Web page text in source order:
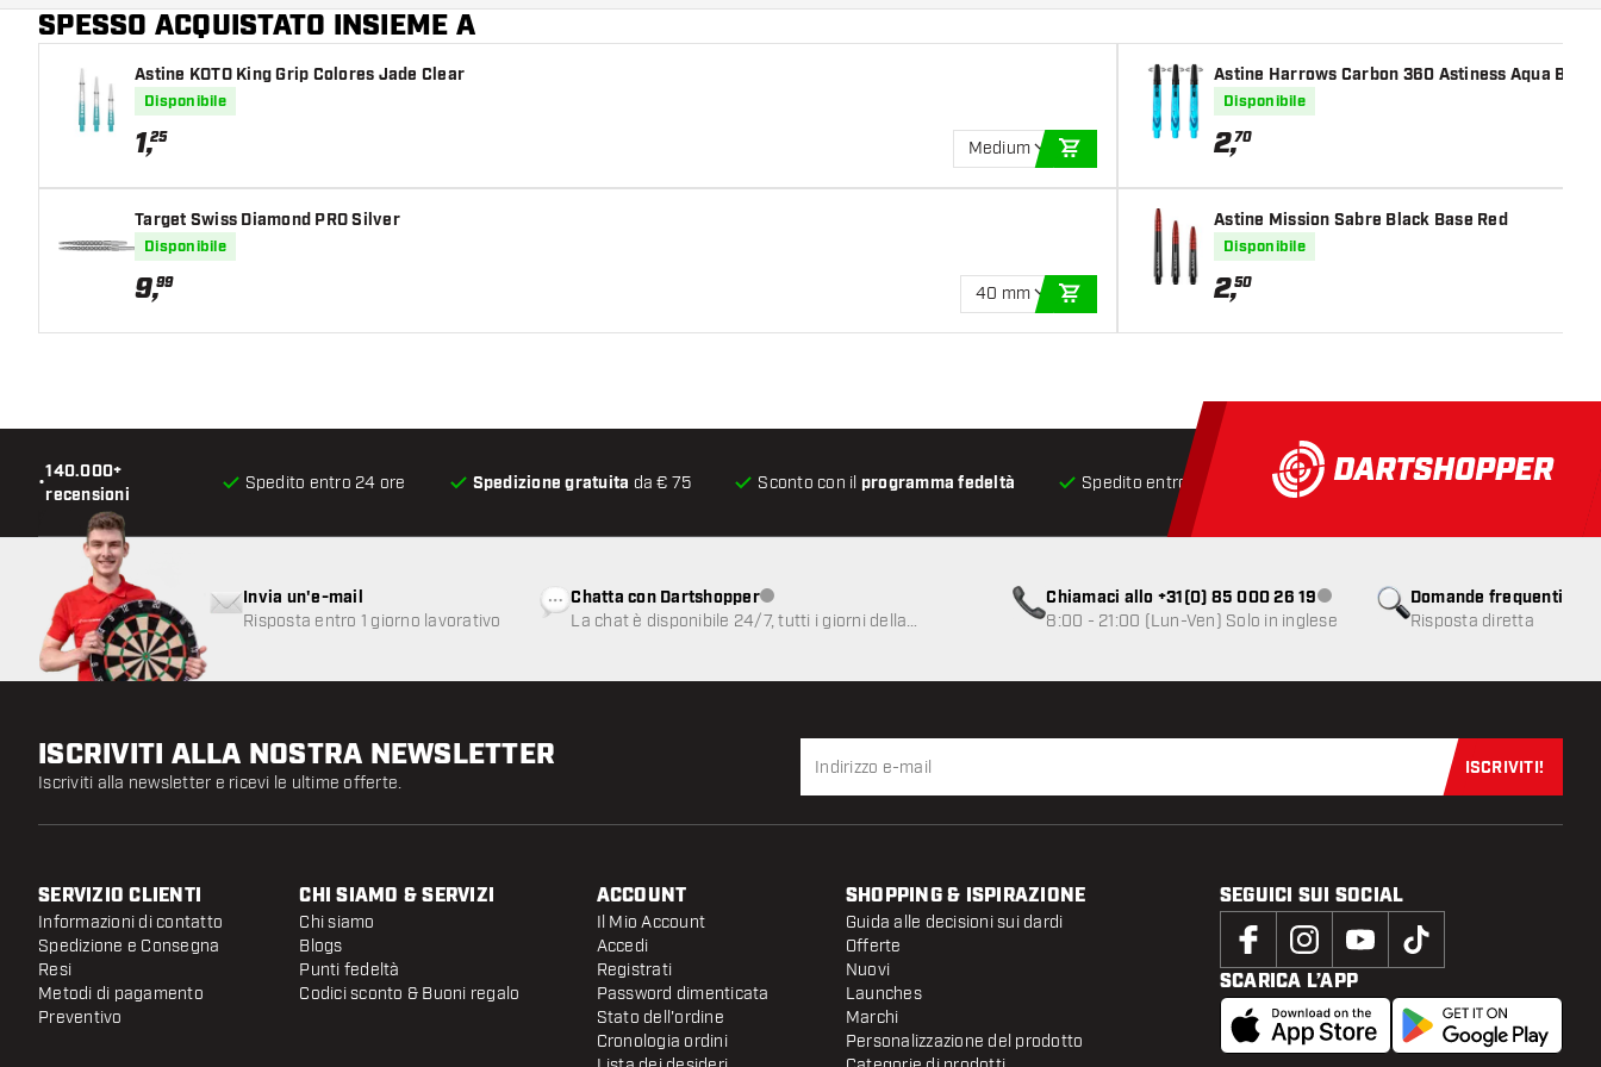
SPESSO ACQUISTATO INSIEME A
Astine KOTO King Grip Colores Jade Clear
Disponibile
1,25
Medium
AGGIUNGI AL CARRELLO
Target Swiss Diamond PRO Silver
Disponibile
9,99
40 mm
AGGIUNGI AL CARRELLO
Astine Harrows Carbon 360 Astiness Aqua Blue
Disponibile
2,70
Astine Mission Sabre Black Base Red
Disponibile
2,50
•
140.000+
recensioni
Spedito entro 24 ore Spedizione gratuita da € 75 Sconto con il programma fedeltà Spedito entro 24 ore Spedizione gratuitada € 75
Domande frequenti
Risposta diretta
Invia un'e-mail
Risposta entro 1 giorno lavorativo
Chatta con DartshopperServizio clienti non disponibile
La chat è disponibile 24/7, tutti i giorni della
Chiamaci allo +31(0) 85 000 26 19Servizio clienti non disponibile
8:00 - 21:00 (Lun-Ven) Solo in inglese
ISCRIVITI ALLA NOSTRA NEWSLETTER
Iscriviti alla newsletter e ricevi le ultime offerte.
Iscriviti
ISCRIVITI!
SERVIZIO CLIENTI
Informazioni di contatto
Spedizione e Consegna
Resi
Metodi di pagamento
Preventivo
CHI SIAMO & SERVIZI
Chi siamo
Blogs
Punti fedeltà
Codici sconto & Buoni regalo
ACCOUNT
Il Mio Account
Accedi
Registrati
Password dimenticata
Stato dell'ordine
Cronologia ordini
SHOPPING & ISPIRAZIONE
Guida alle decisioni sui dardi
Offerte
Nuovi
Launches
Marchi
Personalizzazione del prodotto
SEGUICI SUI SOCIAL
SCARICA L’APP